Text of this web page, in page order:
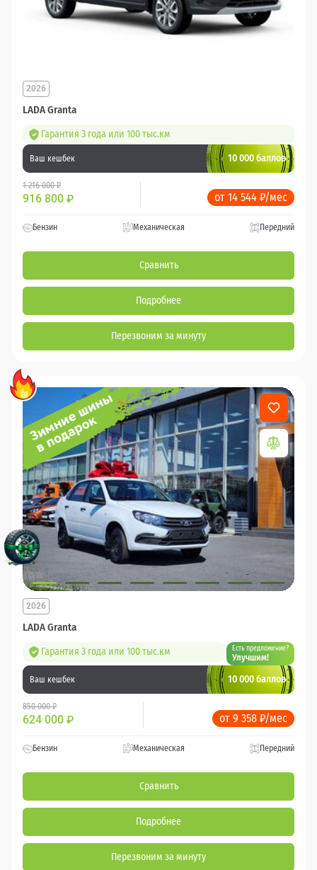
LADA Granta
2026
Гарантия 3 года или 100 тыс.км
Ваш кешбек 10 000 баллов
1 216 000 ₽
916 800 ₽ от 14 544 ₽/мес
Бензин Механическая Передний
Сравнить
Подробнее
Перезвоним за минуту
LADA Granta
2026
Гарантия 3 года или 100 тыс.км Есть предложение?
Улучшим!
Ваш кешбек 10 000 баллов
850 000 ₽
624 000 ₽ от 9 358 ₽/мес
Бензин Механическая Передний
Сравнить
Подробнее
Перезвоним за минуту